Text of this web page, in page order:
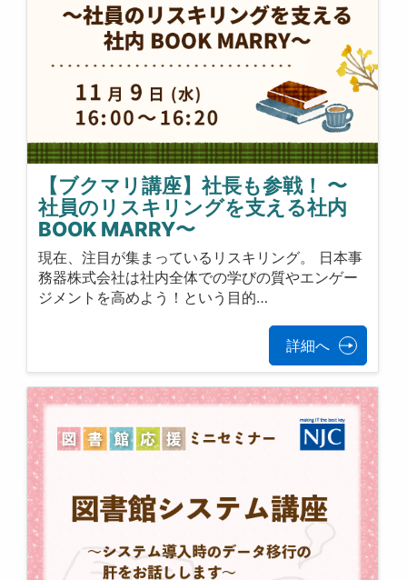
【ブクマリ講座】社長も参戦！ 〜
社員のリスキリングを支える社内
BOOK MARRY〜
現在、注目が集まっているリスキリング。 日本事
務器株式会社は社内全体での学びの質やエンゲー
ジメントを高めよう！という目的…
詳細へ